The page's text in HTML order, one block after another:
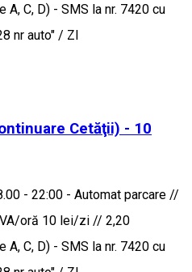
C, D) - SMS la nr. 7420 cu
nr auto" / ZI
Cetăţii) - 10
- 22:00 - Automat parcare //
oră 10 lei/zi // 2,20
C, D) - SMS la nr. 7420 cu